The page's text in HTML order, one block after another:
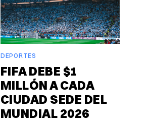
DEPORTES
FIFA DEBE $1
MILLÓN A CADA
CIUDAD SEDE DEL
MUNDIAL 2026